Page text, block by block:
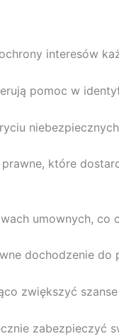
interesów
pomoc w
które
umownych,
dochodzenie do
zwiększyć
zabezpieczyć